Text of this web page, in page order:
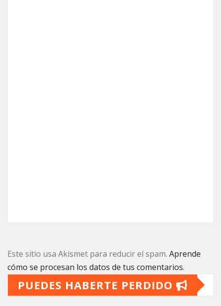
Este sitio usa Akismet para reducir el spam. Aprende
cómo se procesan los datos de tus comentarios.
PUEDES HABERTE PERDIDO